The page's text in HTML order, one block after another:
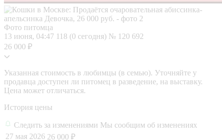
Фото питомца
13 июня, 04:47 118 (0 сегодня) № 120 692
26 000 ₽
Указанная стоимость в любимцы (в семью). Уточняйте у
продавца доступен ли питомец в разведение, на выставку.
Цена может отличаться.
История цены
Следить за изменениями Мы сообщим об изменениях
27 мая 2026 26 000 ₽